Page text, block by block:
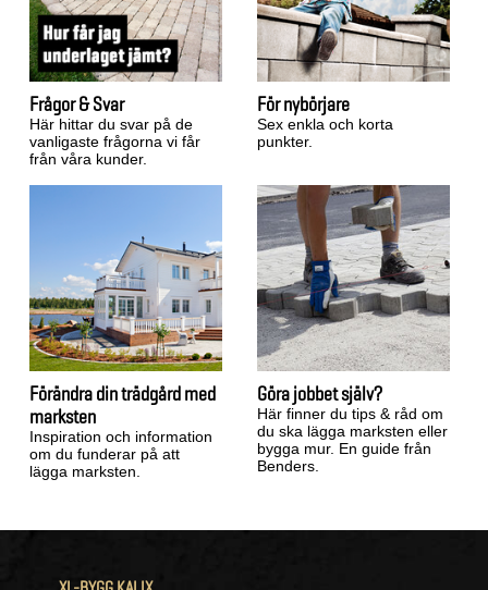
Frågor & Svar
Här hittar du svar på de
vanligaste frågorna vi får
från våra kunder.
För nybörjare
Sex enkla och korta
punkter.
Förändra din trädgård med
marksten
Inspiration och information
om du funderar på att
lägga marksten.
Göra jobbet själv?
Här finner du tips & råd om
du ska lägga marksten eller
bygga mur. En guide från
Benders.